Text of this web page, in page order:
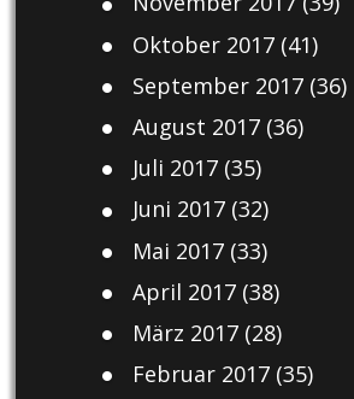
Oktober 2017(41)
September 2017(36)
August 2017(36)
Juli 2017(35)
Juni 2017(32)
Mai 2017(33)
April 2017(38)
März 2017(28)
Februar 2017(35)